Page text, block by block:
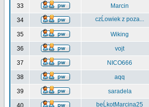
33 Marcin
34 czĹowiek z poza...
35 Wiking
36 vojt
37 NICO666
38 aqq
39 saradela
40 beĹkotMarcina25